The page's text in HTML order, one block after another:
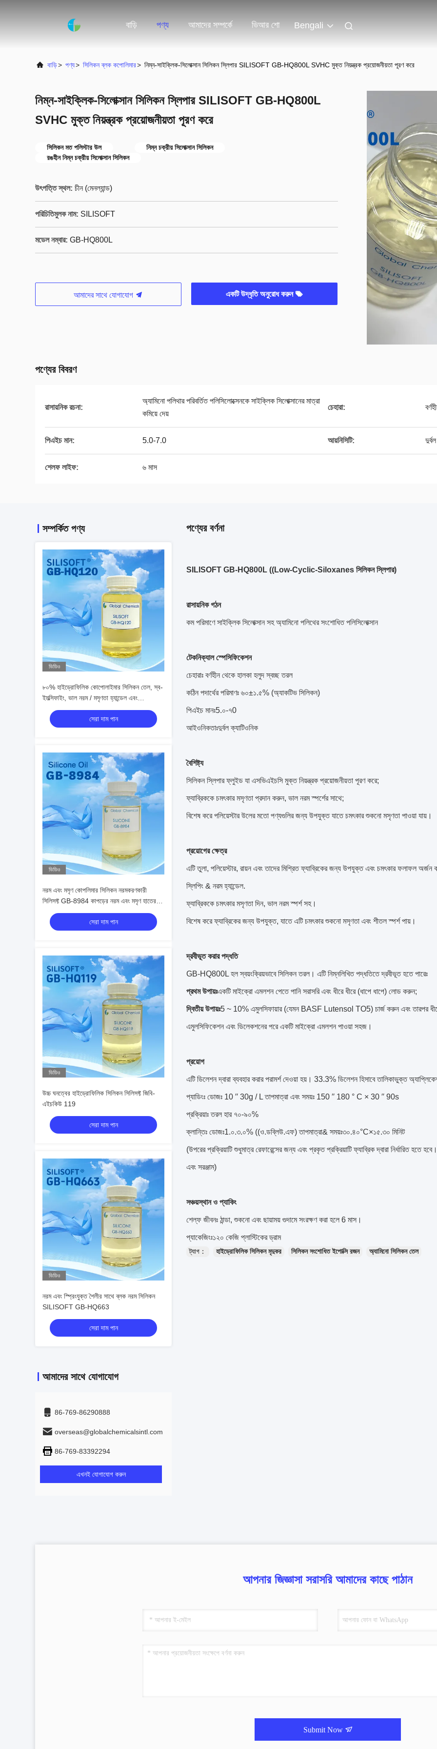
বাড়ি পণ্য আমাদের সম্পর্কে ভিআর শো Bengali
বাড়ি> পণ্য> সিলিকন ব্লক কপোলিমার> নিম্ন-সাইক্লিক-সিলোক্সান সিলিকন স্লিপার SILISOFT GB-HQ800L SVHC মুক্ত নিয়ন্ত্রক প্রয়োজনীয়তা পূরণ করে
নিম্ন-সাইক্লিক-সিলোক্সান সিলিকন স্লিপার SILISOFT GB-HQ800L
SVHC মুক্ত নিয়ন্ত্রক প্রয়োজনীয়তা পূরণ করে
সিলিকন মত পলিস্টার উল
নিম্ন চক্রীয় সিলোক্সান সিলিকন
রঙহীন নিম্ন চক্রীয় সিলোক্সান সিলিকন
উৎপত্তি স্থল: চীন (মেনল্যান্ড)
পরিচিতিমুলক নাম: SILISOFT
মডেল নম্বার: GB-HQ800L
আমাদের সাথে যোগাযোগ একটি উদ্ধৃতি অনুরোধ করুন
পণ্যের বিবরণ
রাসায়নিক রচনা:
অ্যামিনো পলিথার পরিবর্তিত পলিসিলোক্সেনকে সাইক্লিক সিলোক্সানের মাত্রা
কমিয়ে দেয়
চেহারা:
পিএইচ মান: 5.0-7.0 আয়নিসিটি:
শেলফ লাইফ: ৬ মাস
সম্পর্কিত পণ্য
ভিডিও
৮০% হাইড্রোফিলিক কোপোলাইমার সিলিকন তেল, স্ব-
ইমল্সিফাইং, ভাল নরম / মসৃণতা হ্যান্ডেল এবং
তাত্ক্ষণিকভাবে হাইড্রোফিলিক চালু
সেরা দাম পান
ভিডিও
নরম এবং মসৃণ কোপলিমার সিলিকন নরমকরণকারী
সিলিসফ্ট GB-8984 কাপড়ের নরম এবং মসৃণ হাতের
অনুভূতি প্রদান করে
সেরা দাম পান
ভিডিও
উচ্চ ঘনত্বের হাইড্রোফিলিক সিলিকন সিলিসফ্ট জিবি-
এইচকিউ 119
সেরা দাম পান
ভিডিও
নরম এবং স্প্রিংযুক্ত শৈলীর সাথে ব্লক নরম সিলিকন
SILISOFT GB-HQ663
সেরা দাম পান
আমাদের সাথে যোগাযোগ
86-769-86290888
overseas@globalchemicalsintl.com
86-769-83392294
এখনই যোগাযোগ করুন
পণ্যের বর্ণনা
SILISOFT GB-HQ800L ((Low-Cyclic-Siloxanes সিলিকন স্লিপার)
রাসায়নিক গঠন
কম পরিমাণে সাইক্লিক সিলোক্সান সহ অ্যামিনো পলিথের সংশোধিত পলিসিলোক্সান
টেকনিক্যাল স্পেসিফিকেশন
চেহারাঃ বর্ণহীন থেকে হালকা হলুদ স্বচ্ছ তরল
কঠিন পদার্থের পরিমাণঃ ৬০±১.৫% (অ্যাকটিভ সিলিকন)
পিএইচ মানঃ5.০-৭0
আইওনিকতাঃদুর্বল ক্যাটিওনিক
বৈশিষ্ট্য
সিলিকন স্লিপার ফ্লুইড যা এসভিএইচসি মুক্ত নিয়ন্ত্রক প্রয়োজনীয়তা পূরণ করে;
ফ্যাব্রিককে চমৎকার মসৃণতা প্রদান করুন, ভাল নরম স্পর্শের সাথে;
বিশেষ করে পলিয়েস্টার উলের মতো পণ্যগুলির জন্য উপযুক্ত যাতে চমৎকার শুকনো মসৃণতা পাওয়া যায়।
প্রয়োগের ক্ষেত্র
এটি তুলা, পলিয়েস্টার, রায়ন এবং তাদের মিশ্রিত ফ্যাব্রিকের জন্য উপযুক্ত এবং চমৎকার ফলাফল অর্জন
স্লিপিং & নরম হ্যান্ডেল.
ফ্যাব্রিককে চমৎকার মসৃণতা দিন, ভাল নরম স্পর্শ সহ।
বিশেষ করে ফ্যাব্রিকের জন্য উপযুক্ত, যাতে এটি চমৎকার শুকনো মসৃণতা এবং শীতল স্পর্শ পায়।
দ্রবীভূত করার পদ্ধতি
GB-HQ800L হল স্বয়ংক্রিয়ভাবে সিলিকন তরল। এটি নিম্নলিখিত পদ্ধতিতে দ্রবীভূত হতে পারেঃ
প্রথম উপায়ঃএকটি মাইক্রো এমলশন পেতে পানি সরাসরি এবং ধীরে ধীরে (ধাপে ধাপে) লোড করুন;
দ্বিতীয় উপায়ঃ5 ~ 10% এমুলসিফায়ার (যেমন BASF Lutensol TO5) চার্জ করুন এবং তারপর ধীরে
এমুলসিফিকেশন এবং ডিলেকশনের পরে একটি মাইক্রো এমলশন পাওয়া সহজ।
প্রয়োগ
এটি ডিলেশন দ্বারা ব্যবহার করার পরামর্শ দেওয়া হয়। 33.3% ডিলেশন হিসাবে তালিকাভুক্ত
প্যাডিংঃ ডোজঃ 10 ′′ 30g / L তাপমাত্রা এবং সময়ঃ 150 ′′ 180 ° C × 30 ′′ 90s
প্রক্রিয়াঃ তরল হার ৭০-৯০%
ক্লান্তিঃ ডোজঃ1.০.৩.০% ((ও.ডব্লিউ.এফ) তাপমাত্রা& সময়ঃ৩০.৪০°C×১৫.৩০ মিনিট
(উপরের প্রক্রিয়াটি শুধুমাত্র রেফারেন্সের জন্য এবং প্রকৃত প্রক্রিয়াটি ফ্যাব্রিক দ্বারা নির্ধারিত হতে হবে।
এবং সরঞ্জাম)
সঞ্চয়স্থান ও প্যাকিং
শেল্ফ জীবনঃ ঠান্ডা, শুকনো এবং ছায়াময় গুদামে সংরক্ষণ করা হলে 6 মাস।
প্যাকেজিংঃ১২০ কেজি প্লাস্টিকের ড্রাম
ট্যাগ： হাইড্রোফিলিক সিলিকন মৃদুকর সিলিকন সংশোধিত ইপোক্সি রজন অ্যামিনো সিলিকন তেল
আপনার জিজ্ঞাসা সরাসরি আমাদের কাছে পাঠান
Submit Now